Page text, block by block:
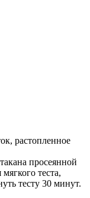
растопленное
просеянной
теста,
тесту 30 минут.